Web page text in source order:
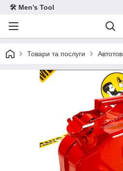
🛠 Men’s Tool
Товари та послуги